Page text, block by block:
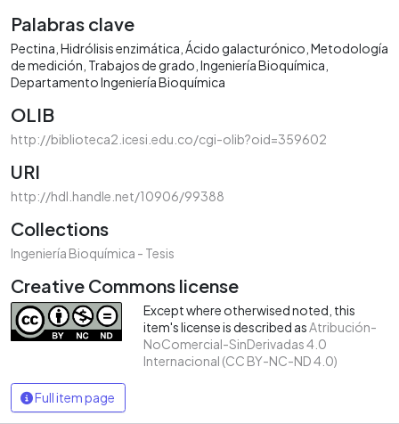
Palabras clave
Pectina Hidrólisis enzimática Ácido galacturónico Metodología
de medición Trabajos de grado Ingeniería Bioquímica
Departamento Ingeniería Bioquímica
OLIB
http://biblioteca2.icesi.edu.co/cgi-olib?oid=359602
URI
http://hdl.handle.net/10906/99388
Collections
Ingeniería Bioquímica - Tesis
Creative Commons license
Except where otherwised noted, this
item's license is described asAtribución-
NoComercial-SinDerivadas 4.0
Internacional (CC BY-NC-ND 4.0)
Full item page